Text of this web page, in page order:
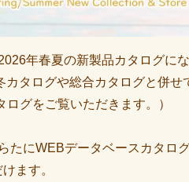
年春夏の新製品カタログにな
タログや総合カタログと併せ
ログをご覧いただきます。）
たにWEBデータベースカタロ
ます。